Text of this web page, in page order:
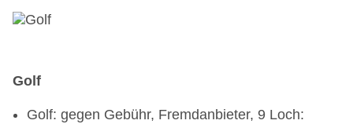
Golf
Golf: gegen Gebühr, Fremdanbieter, 9 Loch: